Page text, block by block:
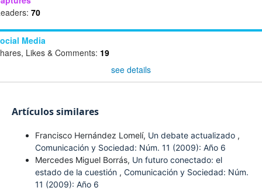
70
Media
Likes & Comments: 19
see details
Artículos similares
Francisco Hernández Lomelí, Un debate actualizado ,
Comunicación y Sociedad: Núm. 11 (2009): Año 6
Mercedes Miguel Borrás, Un futuro conectado: el
estado de la cuestión , Comunicación y Sociedad: Núm.
11 (2009): Año 6